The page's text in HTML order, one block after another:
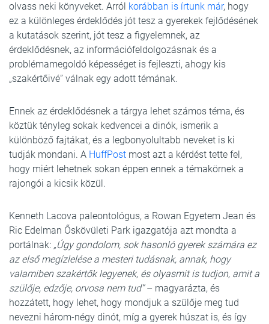
olvass neki könyveket. Arról korábban is írtunk már, hogy
ez a különleges érdeklődés jót tesz a gyerekek fejlődésének
a kutatások szerint, jót tesz a figyelemnek, az
érdeklődésnek, az információfeldolgozásnak és a
problémamegoldó képességet is fejleszti, ahogy kis
„szakértőivé” válnak egy adott témának.
Ennek az érdeklődésnek a tárgya lehet számos téma, és
köztük tényleg sokak kedvencei a dinók, ismerik a
különböző fajtákat, és a legbonyolultabb neveket is ki
tudják mondani. A HuffPost most azt a kérdést tette fel,
hogy miért lehetnek sokan éppen ennek a témakörnek a
rajongói a kicsik közül.
Kenneth Lacova paleontológus, a Rowan Egyetem Jean és
Ric Edelman Őskövületi Park igazgatója azt mondta a
portálnak: „Úgy gondolom, sok hasonló gyerek számára ez
az első megízlelése a mesteri tudásnak, annak, hogy
valamiben szakértők legyenek, és olyasmit is tudjon, amit a
szülője, edzője, orvosa nem tud”– magyarázta, és
hozzátett, hogy lehet, hogy mondjuk a szülője meg tud
nevezni három-négy dinót, míg a gyerek húszat is, és így